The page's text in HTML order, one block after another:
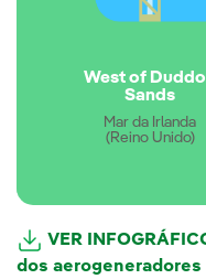
West of
Sands
Mar da Irlanda
(Reino Unido)
VER
dos aerogeneradores